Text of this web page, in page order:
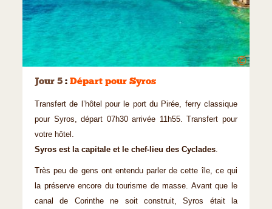
©
Jour 5 : Départ pour Syros
Transfert de l’hôtel pour le port du Pirée, ferry classique
pour Syros, départ 07h30 arrivée 11h55. Transfert pour
votre hôtel.
Syros est la capitale et le chef-lieu des Cyclades.
Très peu de gens ont entendu parler de cette île, ce qui
la préserve encore du tourisme de masse. Avant que le
canal de Corinthe ne soit construit, Syros était la